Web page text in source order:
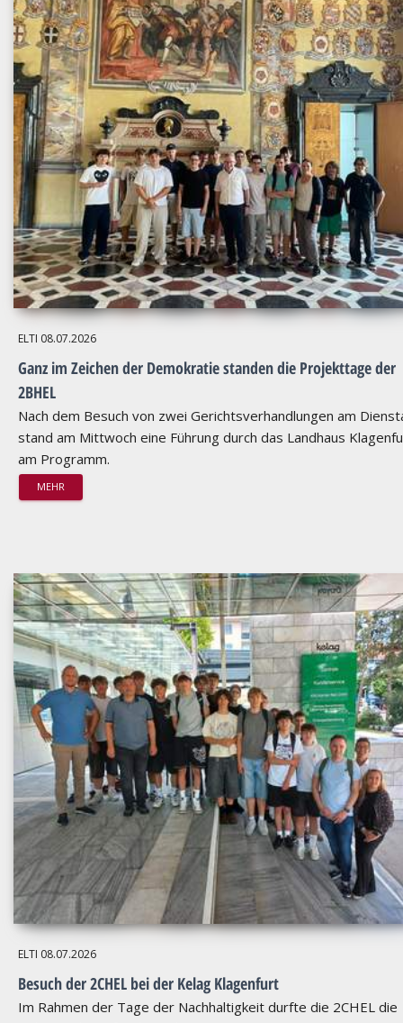
ELTI 08.07.2026
Ganz im Zeichen der Demokratie standen die Projekttage der
2BHEL
Nach dem Besuch von zwei Gerichtsverhandlungen am
stand am Mittwoch eine Führung durch das Landhaus
am Programm.
MEHR
ELTI 08.07.2026
Besuch der 2CHEL bei der Kelag Klagenfurt
Im Rahmen der Tage der Nachhaltigkeit durfte die 2CHEL die